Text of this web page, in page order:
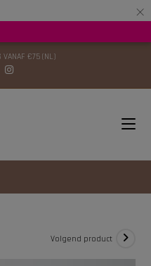
×
VANAF €75 (NL)
Volgend product